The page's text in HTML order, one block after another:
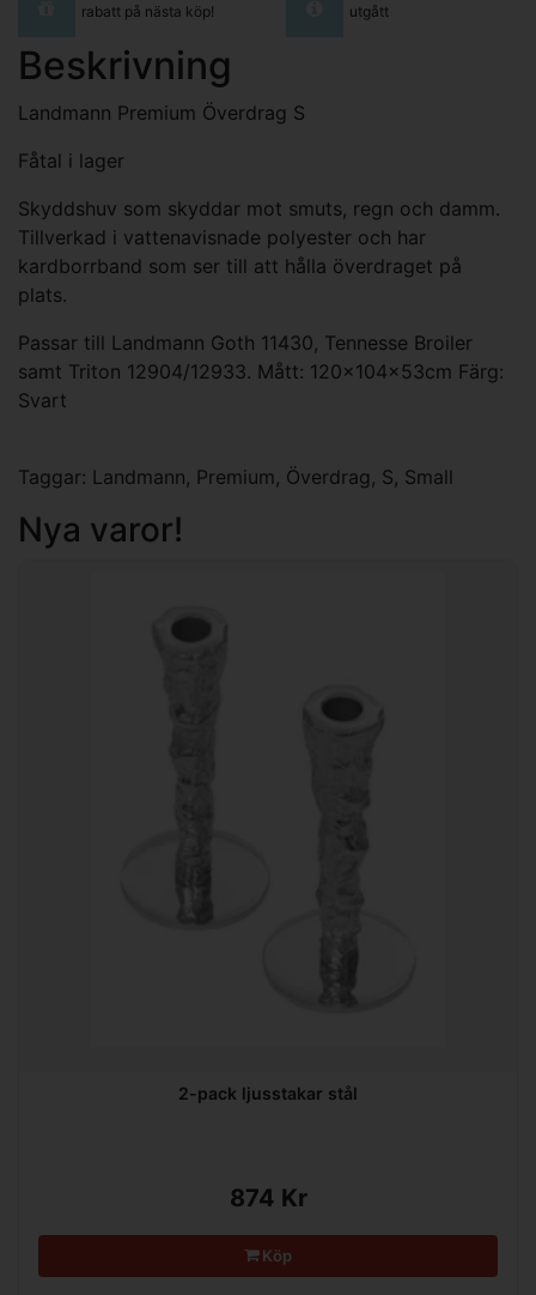
rabatt på nästa köp!
utgått
Beskrivning
Landmann Premium Överdrag S
Fåtal i lager
Skyddshuv som skyddar mot smuts, regn och damm.
Tillverkad i vattenavisnade polyester och har
kardborrband som ser till att hålla överdraget på
plats.
Passar till Landmann Goth 11430, Tennesse Broiler
samt Triton 12904/12933. Mått: 120x104x53cm Färg:
Svart
Taggar: Landmann, Premium, Överdrag , S, Small
Nya varor!
2-pack ljusstakar stål
874 Kr
Köp